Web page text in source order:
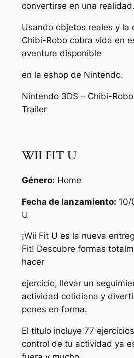
convertirse en una realidad.
Usando objetos reales y la
Chibi-Robo cobra vida en
aventura disponible
en la eshop de Nintendo.
Nintendo 3DS – Chibi-
Trailer
WII FIT U
Género: Home
Fecha de lanzamiento: 10/
U
¡Wii Fit U es la nueva
Fit! Descubre formas
hacer
ejercicio, llevar un
actividad cotidiana y
pones en forma.
El título incluye 77
control de tu actividad ya